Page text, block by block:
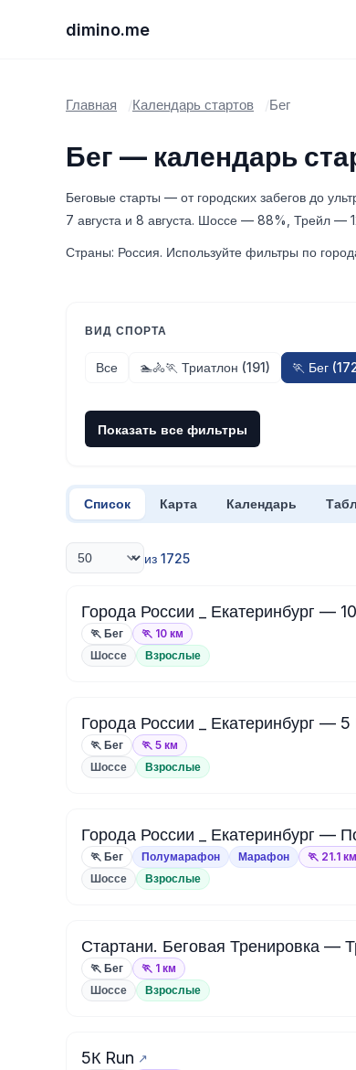
dimino.me
Главная Календарь стартов Бег
Бег — календарь
Беговые старты — от городских забегов до
7 августа и 8 августа. Шоссе — 88%, Трейл —
Страны: Россия. Используйте фильтры по
ВИД СПОРТА
Все 🏊🚴🏃 Триатлон (191) 🏃 Бег
Показать все фильтры
Список Карта Календарь
из 1725
Города России _ Екатеринбург —
🏃 Бег 🏃 10 км
Шоссе Взрослые
Города России _ Екатеринбург —
🏃 Бег 🏃 5 км
Шоссе Взрослые
Города России _ Екатеринбург —
🏃 Бег Полумарафон Марафон 🏃 21.1 км
Шоссе Взрослые
Стартани. Беговая Тренировка —
🏃 Бег 🏃 1 км
Шоссе Взрослые
5К Run